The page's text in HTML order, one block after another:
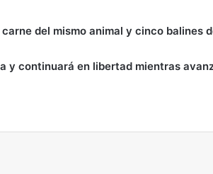
del mismo animal y cinco balines
y continuará en libertad mientras